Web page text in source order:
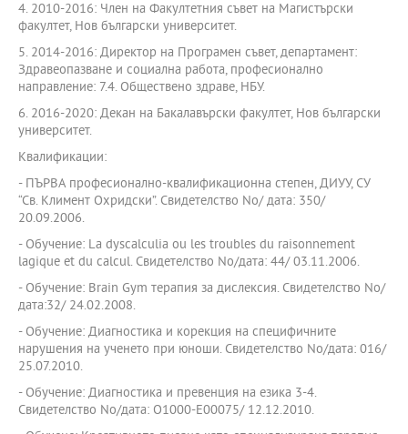
4. 2010-2016: Член на Факултетния съвет на Магистърски
факултет, Нов български университет.
5. 2014-2016: Директор на Програмен съвет, департамент:
Здравеопазване и социална работа, професионално
направление: 7.4. Обществено здраве, НБУ.
6. 2016-2020: Декан на Бакалавърски факултет, Нов български
университет.
Квалификации:
- ПЪРВА професионално-квалификационна степен, ДИУУ, СУ
“Св. Климент Охридски”. Свидетелство No/ дата: 350/
20.09.2006.
- Обучение: La dyscalculia ou les troubles du raisonnement
lagique et du calcul. Свидетелство No/дата: 44/ 03.11.2006.
- Обучение: Brain Gym терапия за дислексия. Свидетелство No/
дата:32/ 24.02.2008.
- Обучение: Диагностика и корекция на специфичните
нарушения на ученето при юноши. Свидетелство No/дата: 016/
25.07.2010.
- Обучение: Диагностика и превенция на езика 3-4.
Свидетелство No/дата: О1000-Е00075/ 12.12.2010.